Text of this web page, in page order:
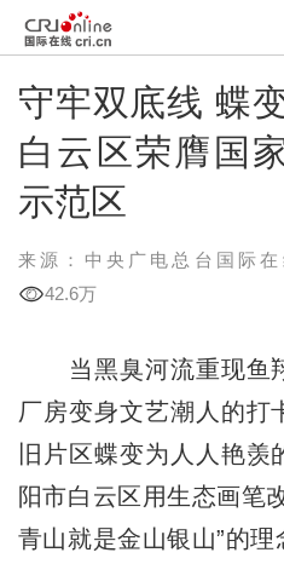
守牢双底线 蝶
白云区荣膺国
示范区
来源：中央广电总台国际在
42.6万
当黑臭河流重现鱼
厂房变身文艺潮人的打
旧片区蝶变为人人艳
阳市白云区用生态画笔
青山就是金山银山”的